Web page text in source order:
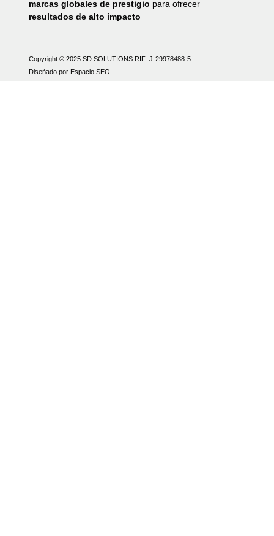
marcas globales de prestigio para ofrecer
resultados de alto impacto
Copyright © 2025 SD SOLUTIONS RIF: J-29978488-5
Diseñado por Espacio SEO